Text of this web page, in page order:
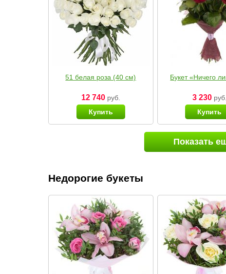
51 белая роза (40 см)
12 740руб.
Купить
Букет «Ничего
3 230руб.
Купить
Показать
Недорогие букеты